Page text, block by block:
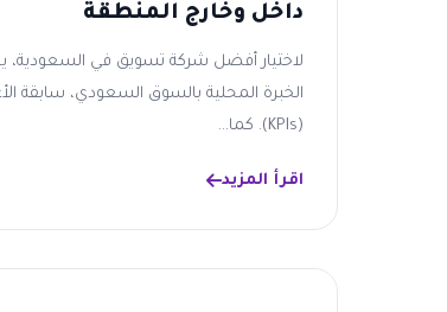
داخل وخارج المنطقة
لاختيار أفضل شركة تسويق في السعودية،
الخبرة المحلية بالسوق السعودي، سابقة
(KPIs). كما...
اقرأ المزيد